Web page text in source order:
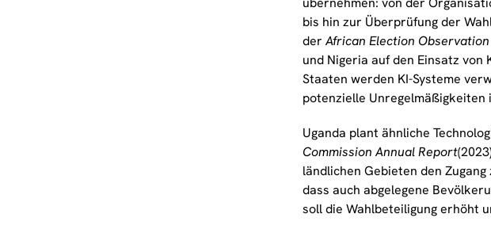
bis hin zur Überprüfung der
der African Election
und Nigeria auf den Einsatz
Staaten werden KI-Systeme
potenzielle Unregelmäßigkeiten
Uganda plant ähnliche
Commission Annual Report
ländlichen Gebieten den
dass auch abgelegene
soll die Wahlbeteiligung erhöht